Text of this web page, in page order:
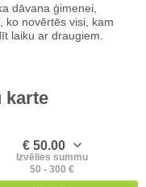
dāvana ģimenei,
ko novērtēs visi, kam
laiku ar draugiem.
karte
€ 50.00
Izvēlies summu
50 - 300 €